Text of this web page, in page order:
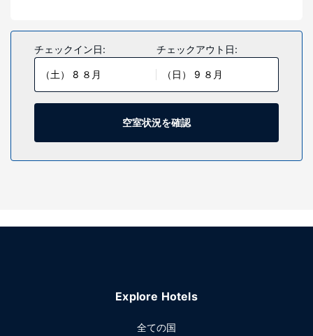
全部で 83 ある冷房完備の客室には冷蔵庫、電子レンジなど
が備わっており、ゆっくりおくつろぎいただけます。WiFi (無
料)をお使いいただけるほか、ケーブルの番組をご覧いただけ
ます。バスルームには、バスアメニティ (無料)、ヘアドライ
ヤーがあります。デスク、コーヒー / ティーメーカーの他
に、市内通話 (無料)付きの電話をご利用いただけます。
施設
屋内プール、24 時間営業のフィットネスセンターをはじめと
チェックイン日:
（土） 8 ８月
チェックアウト日:
（日） 9 ８月
空室状況を確認
Explore Hotels
全ての国